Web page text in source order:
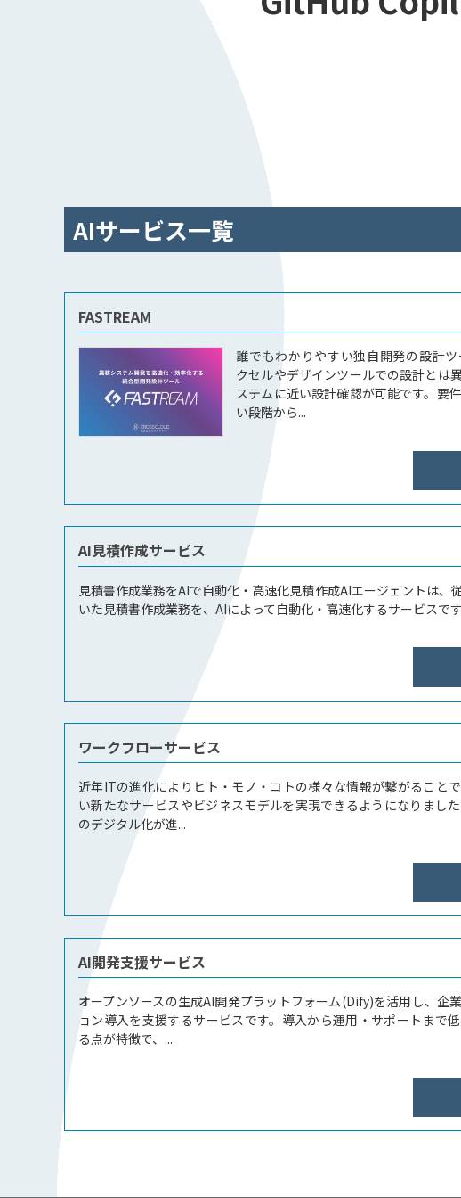
AIサービス一覧
FASTREAM
誰でもわかりやすい独自開発の設計ツ
クセルやデザインツールでの設計とは
ステムに近い設計確認が可能です。要
い段階から...
AI見積作成サービス
見積書作成業務をAIで自動化・高速化見積作成AIエージェントは、
いた見積書作成業務を、AIによって自動化・高速化するサービスで
ワークフローサービス
近年ITの進化によりヒト・モノ・コトの様々な情報が繋がること
い新たなサービスやビジネスモデルを実現できるようになりまし
のデジタル化が進...
AI開発支援サービス
オープンソースの生成AI開発プラットフォーム(Dify)を活用し、企
ョン導入を支援するサービスです。導入から運用・サポートまで
る点が特徴で、...